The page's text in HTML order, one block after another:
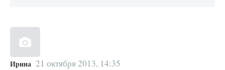
Ирина 21 октября 2013, 14:35